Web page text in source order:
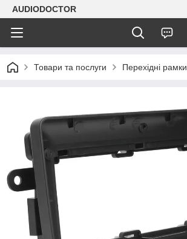
AUDIODOCTOR
Товари та послуги Перехідні рамки